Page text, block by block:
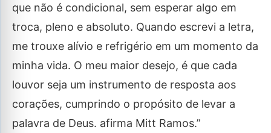
que não é condicional, sem esperar algo em
troca, pleno e absoluto. Quando escrevi a letra,
me trouxe alívio e refrigério em um momento da
minha vida. O meu maior desejo, é que cada
louvor seja um instrumento de resposta aos
corações, cumprindo o propósito de levar a
palavra de Deus. afirma Mitt Ramos.”